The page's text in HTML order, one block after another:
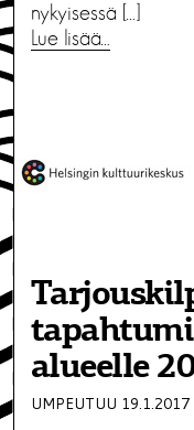
nykyisessä […]
Lue lisää…
alueelle
UMPEUTUU 19.1.2017